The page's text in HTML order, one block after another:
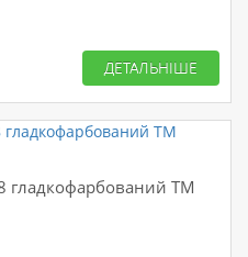
ДЕТАЛЬНІШЕ
гладкофарбований ТМ